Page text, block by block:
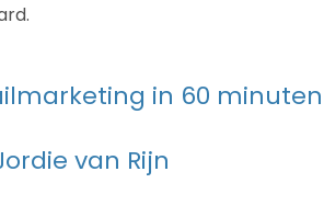
in 60 minuten
van Rijn